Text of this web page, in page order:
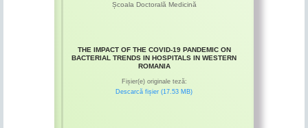
Școala Doctorală Medicină
THE IMPACT OF THE COVID-19 PANDEMIC ON
BACTERIAL TRENDS IN HOSPITALS IN WESTERN
ROMANIA
Fișier(e) originale teză:
Descarcă fișier (17.53 MB)